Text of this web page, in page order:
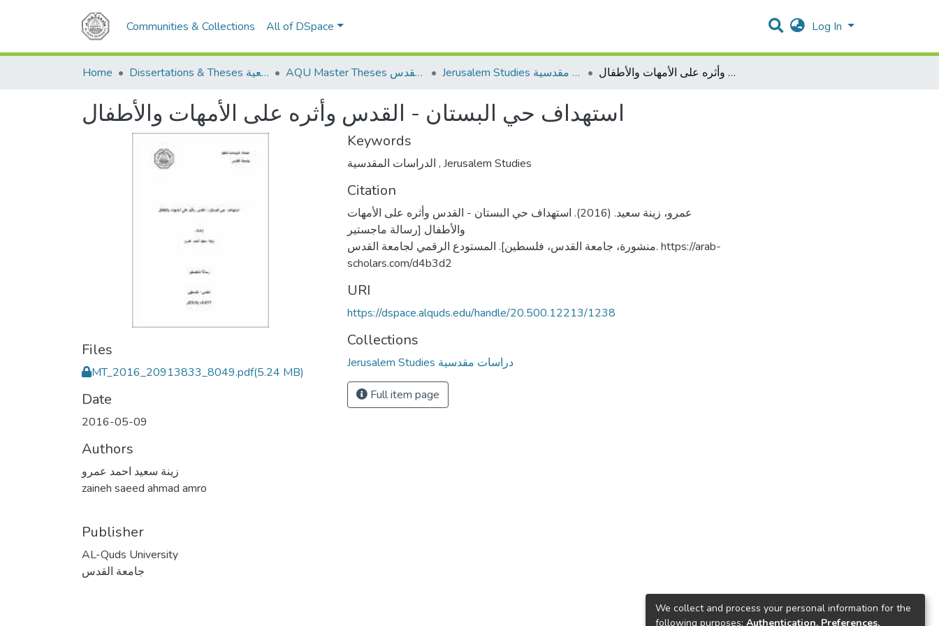
Communities & Collections All of DSpace Log In
Home Dissertations & Theses الرسائل الجامعية AQU Master Theses الرسائل الجامعية الخاصة بجامعة القدس Jerusalem Studies دراسات مقدسية استهداف حي البستان - القدس وأثره على الأمهات والأطفال
استهداف حي البستان - القدس وأثره على الأمهات والأطفال
Files
MT_2016_20913833_8049.pdf(5.24 MB)
Date
2016-05-09
Authors
زينة سعيد احمد عمرو
zaineh saeed ahmad amro
Publisher
AL-Quds University
جامعة القدس
Keywords
, Jerusalem Studies
Citation
عمرو، زينة سعيد. (2016). استهداف حي البستان - القدس وأثره على الأمهات
والأطفال [رسالة ماجستير
منشورة، جامعة القدس، فلسطين]. المستودع الرقمي لجامعة القدس. https://arab-
scholars.com/d4b3d2
URI
https://dspace.alquds.edu/handle/20.500.12213/1238
Collections
Jerusalem Studies دراسات مقدسية
Full item page
We collect and process your personal information for the
following purposes: Authentication, Preferences,